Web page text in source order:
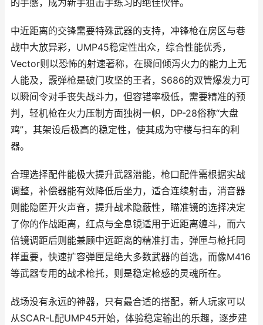
的手感，成为新手狙击手练习的绝佳伙伴。
中近距离的交锋需要特殊武器的支持，冲锋枪在房区与巷
战中大放异彩，UMP45稳定性出众，综合性能优秀，
Vector则以恐怖的射速著称，在瞬间倾泻火力的能力上无
人能及，霰弹枪是破门攻坚的王者，S686的双管爆发力可
以瞬间令对手丧失战斗力，但容错率极低，需要精准的预
判，轻机枪在火力压制方面独树一帜，DP-28俗称“大盘
鸡”，其架设后极高的稳定性，使其成为守楼与扫车的利
器。
合理选择配件能极大提升武器潜能，枪口配件需根据实战
调整，补偿器能有效降低后坐力，适合连续射击，消音器
则能隐匿开火声音，提升战术隐蔽性，瞄准镜的选择决定
了你的作战距离，红点与全息镜适用于近距离缠斗，而六
倍镜调距后则能兼顾中远距离的精准打击，弹匣与枪托同
样重要，快速扩容弹匣是绝大多数武器的首选，而像M416
等武器专用的战术枪托，则是稳定枪感的灵魂所在。
战场没有永远的神器，只有最合适的搭配，新人玩家可以
从SCAR-L配UMP45开始，体验稳定输出的乐趣，逐步建